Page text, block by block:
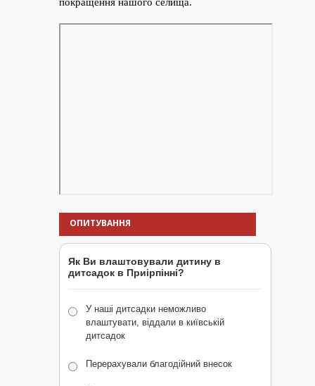
ОПИТУВАННЯ
Як Ви влаштовували дитину в
дитсадок в Приірпінні?
У наші дитсадки неможливо
влаштувати, віддали в київській
дитсадок
Перерахували благодійний внесок